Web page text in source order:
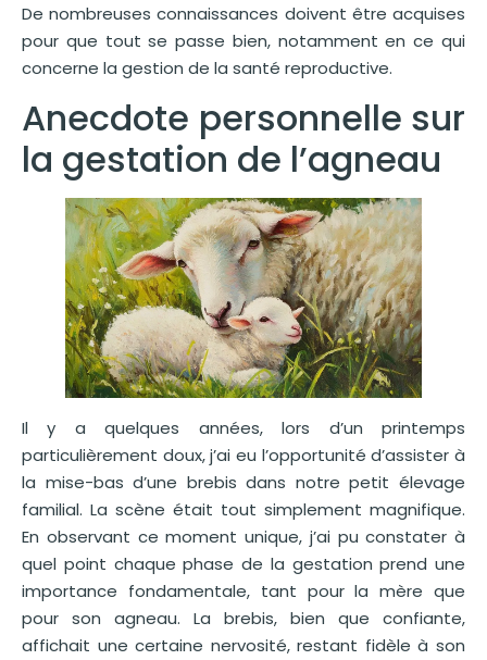
De nombreuses connaissances doivent être acquises
pour que tout se passe bien, notamment en ce qui
concerne la gestion de la santé reproductive.
Anecdote personnelle sur
la gestation de l’agneau
Il y a quelques années, lors d’un printemps
particulièrement doux, j’ai eu l’opportunité d’assister à
la mise-bas d’une brebis dans notre petit élevage
familial. La scène était tout simplement magnifique.
En observant ce moment unique, j’ai pu constater à
quel point chaque phase de la gestation prend une
importance fondamentale, tant pour la mère que
pour son agneau. La brebis, bien que confiante,
affichait une certaine nervosité, restant fidèle à son